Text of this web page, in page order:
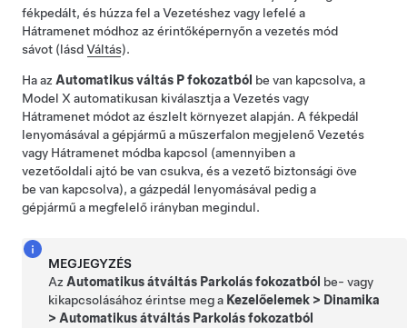
fékpedált, és húzza fel a Vezetéshez vagy lefelé a
Hátramenet módhoz az érintőképernyőn a vezetés mód
sávot (lásdVáltás).
Ha az Automatikus váltás P fokozatból be van kapcsolva, a
Model X automatikusan kiválasztja a Vezetés vagy
Hátramenet módot az észlelt környezet alapján. A fékpedál
lenyomásával a gépjármű a műszerfalon megjelenő Vezetés
vagy Hátramenet módba kapcsol (amennyiben a
vezetőoldali ajtó be van csukva, és a vezető biztonsági öve
be van kapcsolva), a gázpedál lenyomásával pedig a
gépjármű a megfelelő irányban megindul.
MEGJEGYZÉS
Az Automatikus átváltás Parkolás fokozatból be- vagy
kikapcsolásához érintse meg a Kezelőelemek > Dinamika
> Automatikus átváltás Parkolás fokozatból